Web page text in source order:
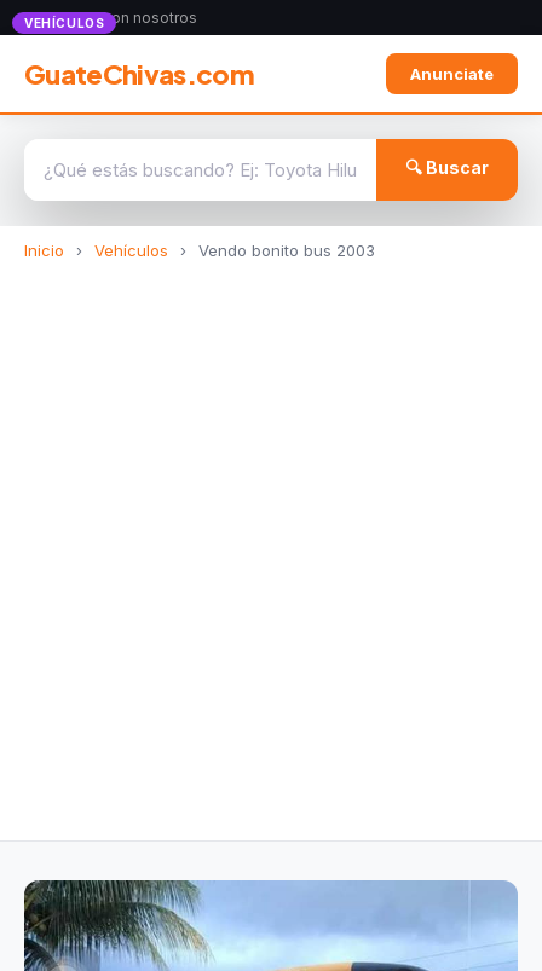
Anunciate con nosotros
GuateChivas.com Anunciate
🔍 Buscar
Inicio › Vehículos › Vendo bonito bus 2003
VEHÍCULOS